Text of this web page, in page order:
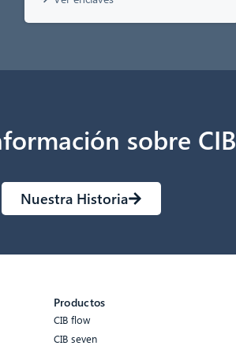
sobre CIB
Nuestra Historia
Productos
CIB flow
CIB seven